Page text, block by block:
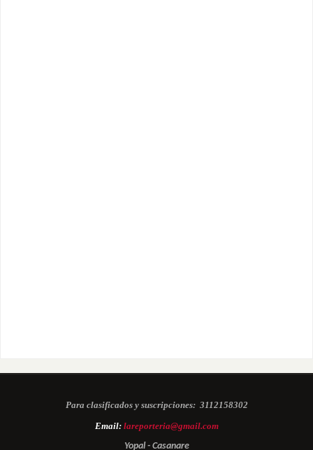
Para clasificados y suscripciones: 3112158302
Email: lareporteria@gmail.com
Yopal - Casanare